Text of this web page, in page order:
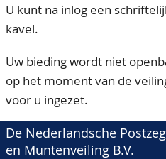
U kunt na inlog een
kavel.
Uw bieding wordt niet
op het moment van de
voor u ingezet.
De Nederlandsche
en Muntenveiling B.V.